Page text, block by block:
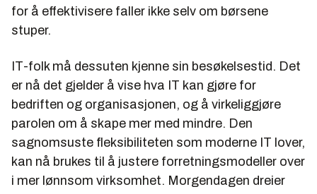
for å effektivisere faller ikke selv om børsene
stuper.
IT-folk må dessuten kjenne sin besøkelsestid. Det
er nå det gjelder å vise hva IT kan gjøre for
bedriften og organisasjonen, og å virkeliggjøre
parolen om å skape mer med mindre. Den
sagnomsuste fleksibiliteten som moderne IT lover,
kan nå brukes til å justere forretningsmodeller over
i mer lønnsom virksomhet. Morgendagen dreier